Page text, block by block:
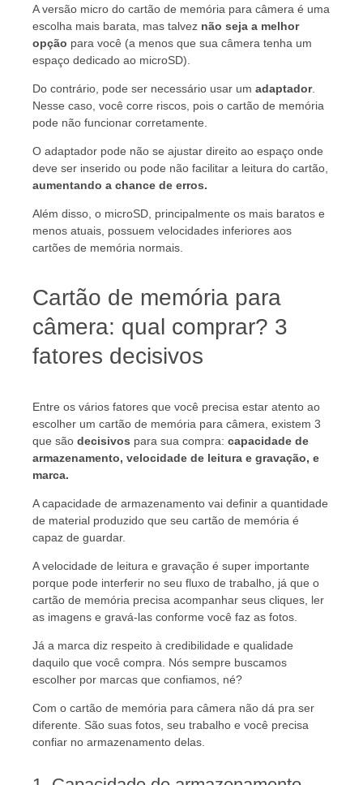
A versão micro do cartão de memória para câmera é uma
escolha mais barata, mas talvez não seja a melhor
opção para você (a menos que sua câmera tenha um
espaço dedicado ao microSD).
Do contrário, pode ser necessário usar um adaptador.
Nesse caso, você corre riscos, pois o cartão de memória
pode não funcionar corretamente.
O adaptador pode não se ajustar direito ao espaço onde
deve ser inserido ou pode não facilitar a leitura do cartão,
aumentando a chance de erros.
Além disso, o microSD, principalmente os mais baratos e
menos atuais, possuem velocidades inferiores aos
cartões de memória normais.
Cartão de memória para
câmera: qual comprar? 3
fatores decisivos
Entre os vários fatores que você precisa estar atento ao
escolher um cartão de memória para câmera, existem 3
que são decisivos para sua compra: capacidade de
armazenamento, velocidade de leitura e gravação, e
marca.
A capacidade de armazenamento vai definir a quantidade
de material produzido que seu cartão de memória é
capaz de guardar.
A velocidade de leitura e gravação é super importante
porque pode interferir no seu fluxo de trabalho, já que o
cartão de memória precisa acompanhar seus cliques, ler
as imagens e gravá-las conforme você faz as fotos.
Já a marca diz respeito à credibilidade e qualidade
daquilo que você compra. Nós sempre buscamos
escolher por marcas que confiamos, né?
Com o cartão de memória para câmera não dá pra ser
diferente. São suas fotos, seu trabalho e você precisa
confiar no armazenamento delas.